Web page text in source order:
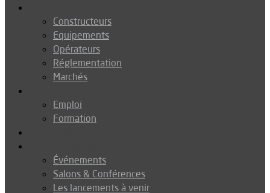
Constructeurs
Equipements
Opérateurs
Réglementation
Marchés
Emploi
Formation
Événements
Salons & Conférences
Les lancements à venir